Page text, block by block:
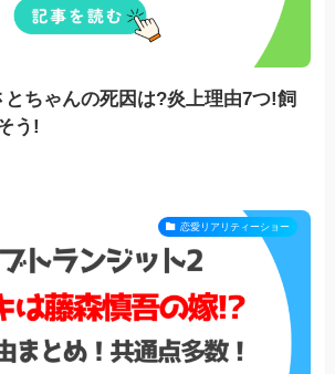
とちゃんの死因は?炎上理由7つ!飼
う!
恋愛リアリティーショー